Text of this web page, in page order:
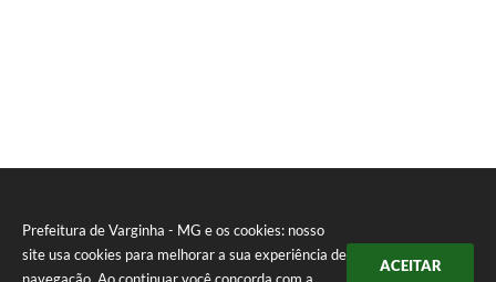
Prefeitura de Varginha - MG e os cookies: nosso
site usa cookies para melhorar a sua experiência de
ACEITAR